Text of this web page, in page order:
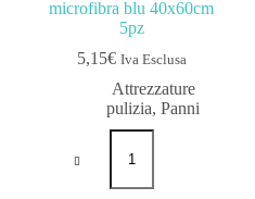
microfibra blu 40x60cm
5pz
5,15€ Iva Esclusa
Attrezzature
pulizia,Panni